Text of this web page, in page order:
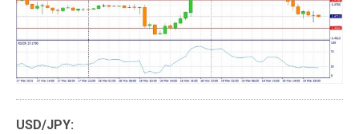
USD/JPY: